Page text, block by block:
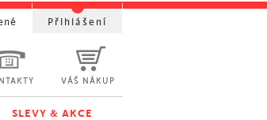
VÁŠ NÁKUP
SLEVY & AKCE
Přihlášení